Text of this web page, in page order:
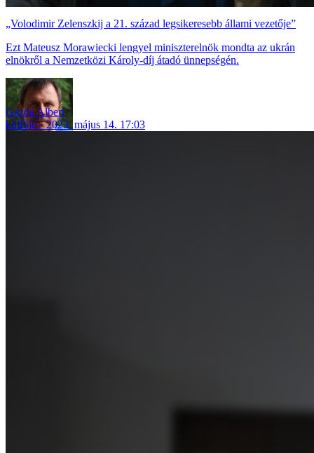
„Volodimir Zelenszkij a 21. század legsikeresebb állami vezetője”
Ezt Mateusz Morawiecki lengyel miniszterelnök mondta az ukrán
elnökről a Nemzetközi Károly-díj átadó ünnepségén.
Gazda Albert
külföld
2023. május 14. 17:03